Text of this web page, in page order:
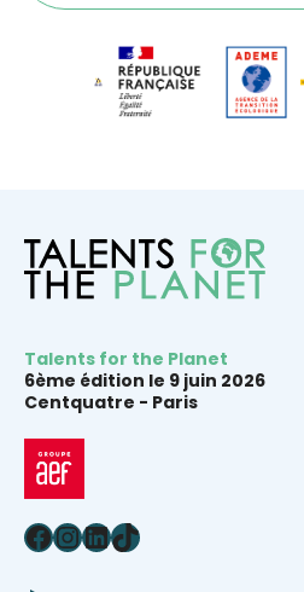
Talents for the Planet
6ème édition le 9 juin 2026
Centquatre - Paris
Facebook
Instagram
LinkedIn
TikTok